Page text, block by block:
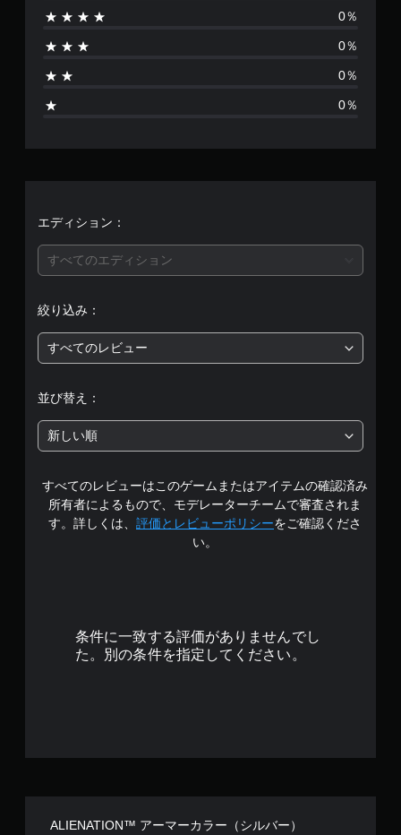
あ
ま
0％
0％
0％
0％
エディション：
すべてのエディション
絞り込み：
すべてのレビュー
並び替え：
新しい順
すべてのレビューはこのゲームまたはアイテムの確認済み
所有者によるもので、モデレーターチームで審査されま
す。詳しくは、 評価とレビューポリシーをご確認くださ
い。
条件に一致する評価がありませんでし
た。別の条件を指定してください。
ALIENATION™ アーマーカラー（シルバー）